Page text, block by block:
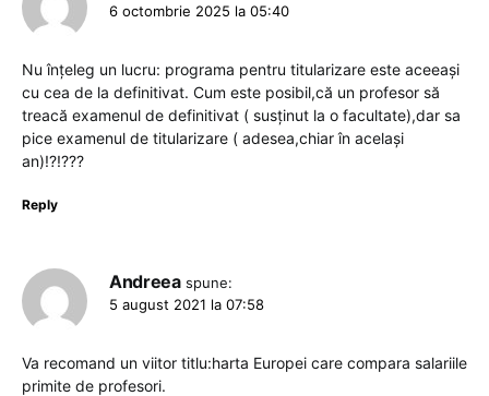
6 octombrie 2025 la 05:40
Nu înțeleg un lucru: programa pentru titularizare este aceeași
cu cea de la definitivat. Cum este posibil,că un profesor să
treacă examenul de definitivat ( susținut la o facultate),dar sa
pice examenul de titularizare ( adesea,chiar în același
an)!?!???
Reply
Andreea spune:
5 august 2021 la 07:58
Va recomand un viitor titlu:harta Europei care compara salariile
primite de profesori.